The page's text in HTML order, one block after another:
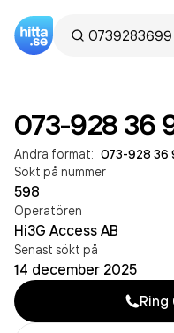
073-928 36
Andra format: 073-928 36
Sökt på nummer
598
Operatören
Hi3G Access AB
Senast sökt på
14 december 2025
Ring